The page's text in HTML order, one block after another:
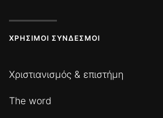
ΧΡΉΣΙΜΟΙ ΣΎΝΔΕΣΜΟΙ
Χριστιανισμός & επιστήμη
The word